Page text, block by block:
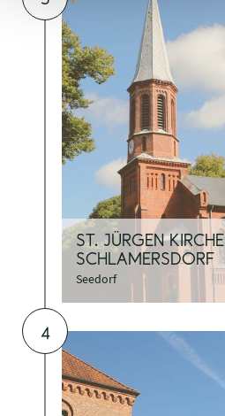
ST. JÜRGEN KIRCHE
SCHLAMERSDORF
Seedorf
4